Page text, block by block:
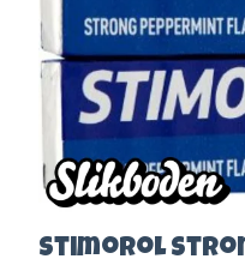
Stimorol